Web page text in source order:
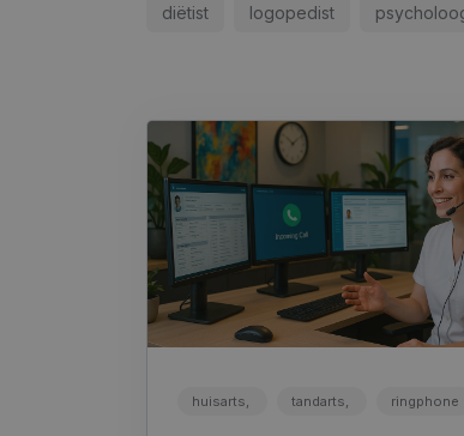
diëtist logopedist
huisarts, tandarts, ringphone